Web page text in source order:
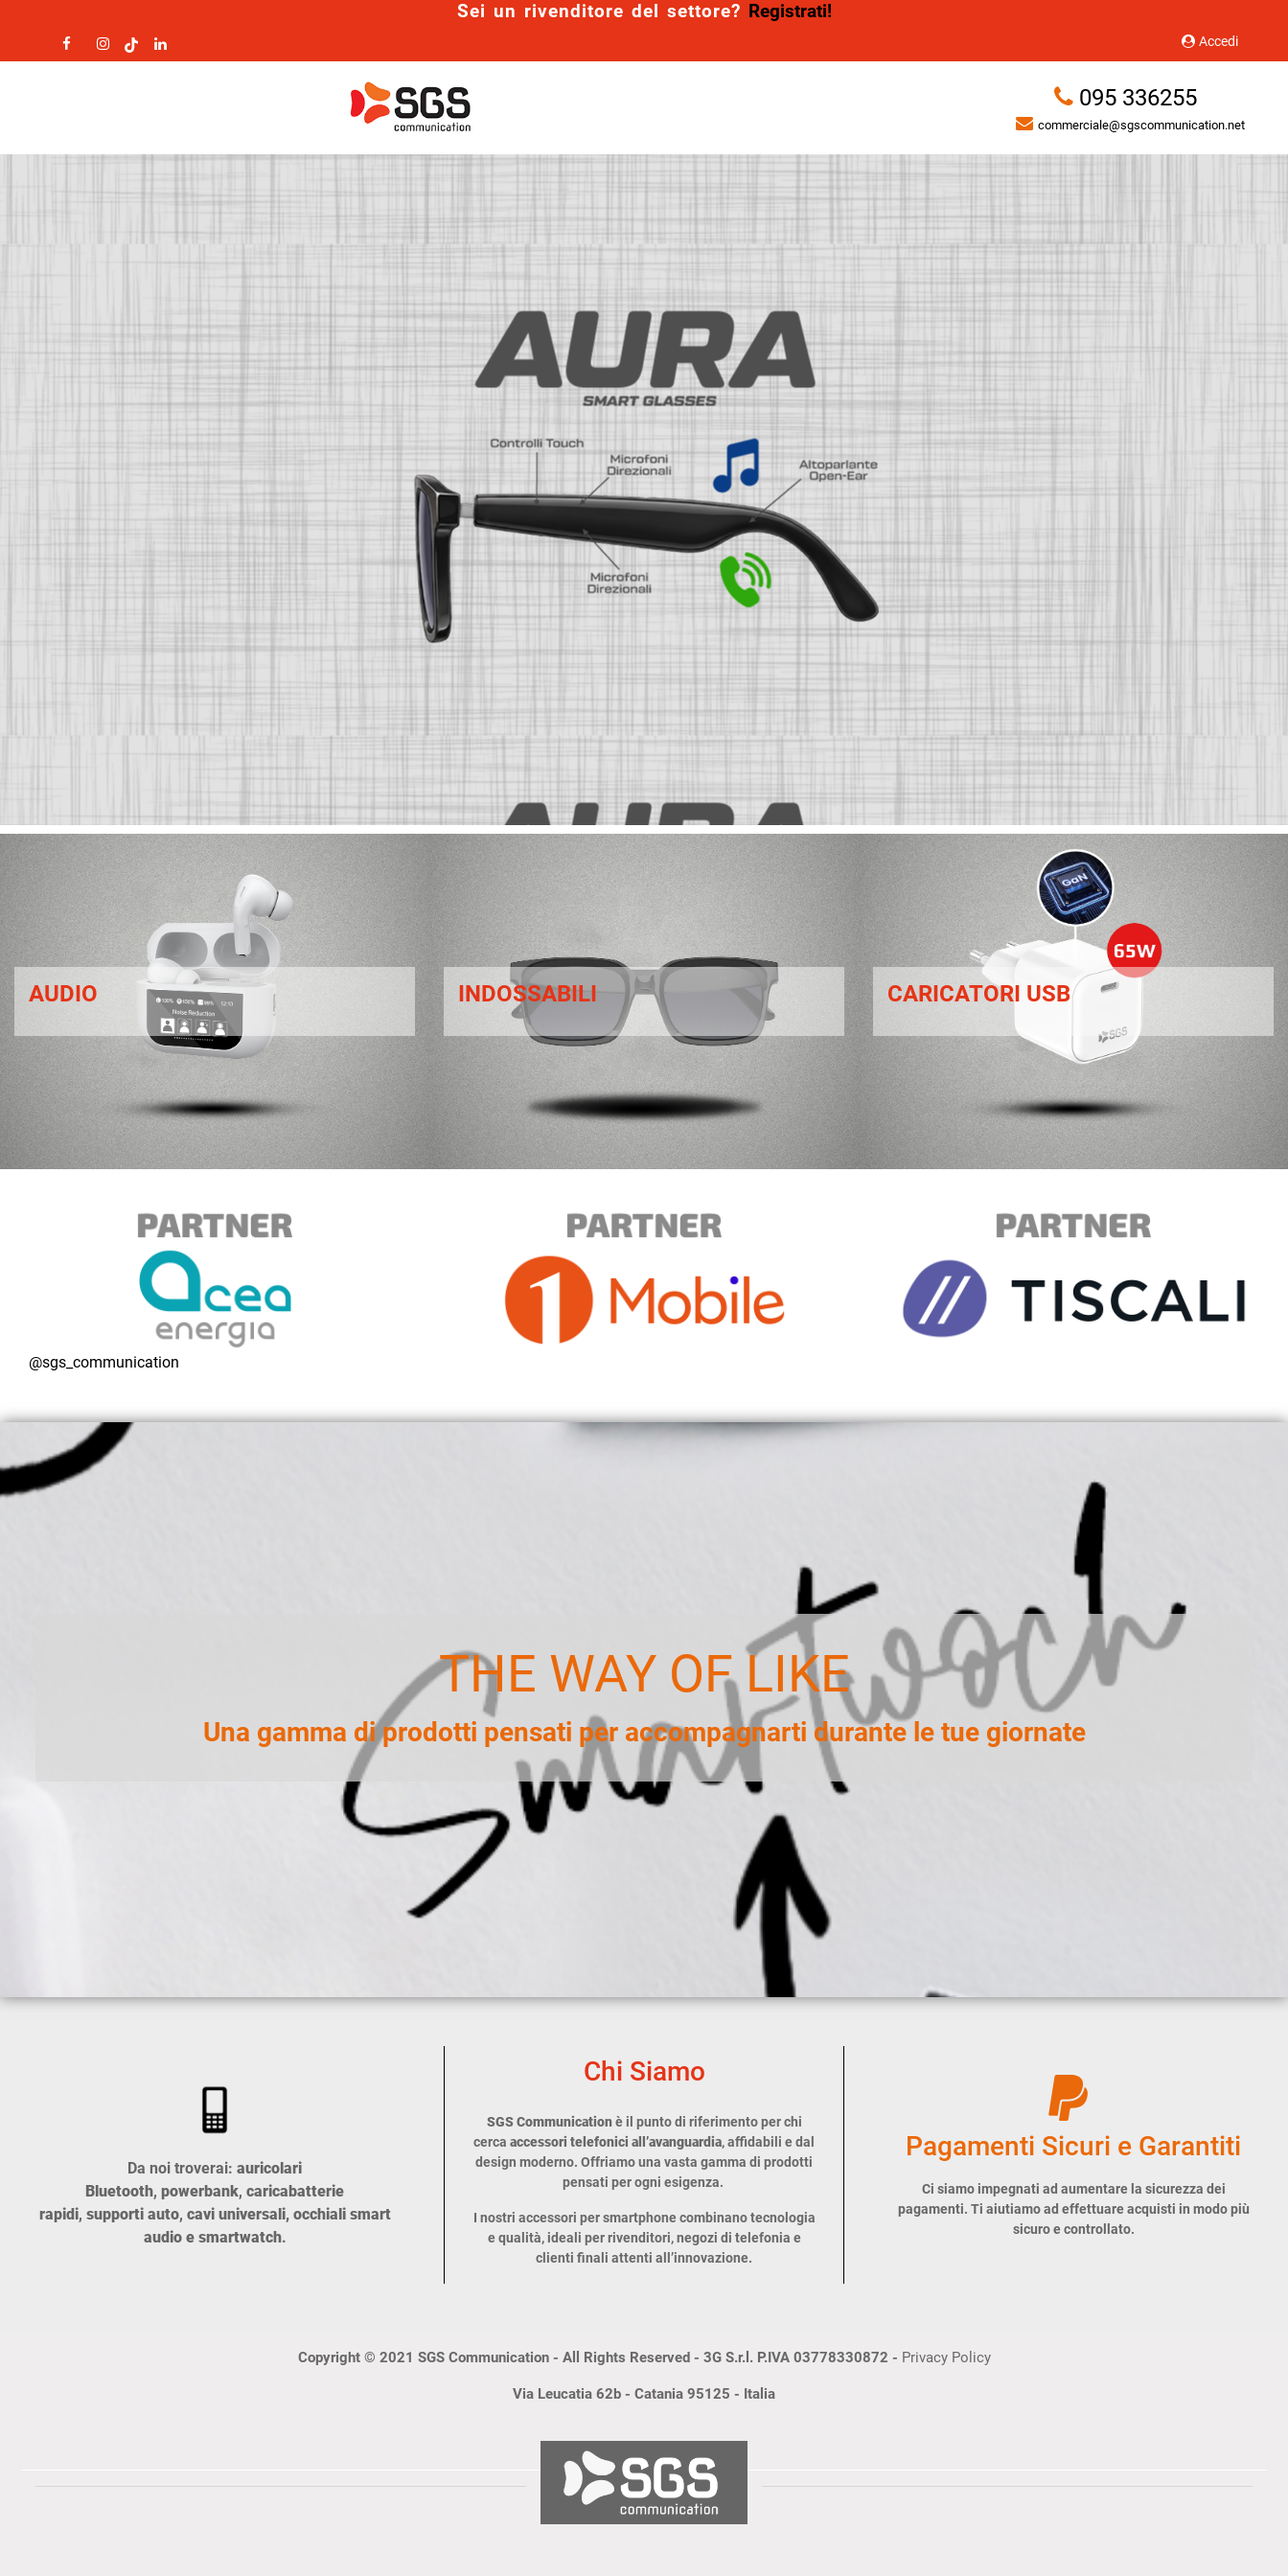
Sei un rivenditore del settore? Registrati!
Accedi
095 336255
commerciale@sgscommunication.net
AUDIO INDOSSABILI CARICATORI USB
@sgs_communication
THE WAY OF LIKE
Una gamma di prodotti pensati per accompagnarti durante le tue giornate
Da noi troverai: auricolari
Bluetooth, powerbank, caricabatterie
rapidi, supporti auto, cavi universali, occhiali smart
audio e smartwatch.
Chi Siamo
SGS Communicationè il punto di riferimento per chi
cerca accessori telefonici all’avanguardia, affidabili e dal
design moderno. Offriamo una vasta gamma di prodotti
pensati per ogni esigenza.
I nostri accessori per smartphone combinano tecnologia
e qualità, ideali per rivenditori, negozi di telefonia e
clienti finali attenti all’innovazione.
Pagamenti Sicuri e Garantiti
Ci siamo impegnati ad aumentare la sicurezza dei
pagamenti. Ti aiutiamo ad effettuare acquisti in modo più
sicuro e controllato.
Copyright © 2021 SGS Communication - All Rights Reserved - 3G S.r.l. P.IVA 03778330872 - Privacy Policy
Via Leucatia 62b - Catania 95125 - Italia